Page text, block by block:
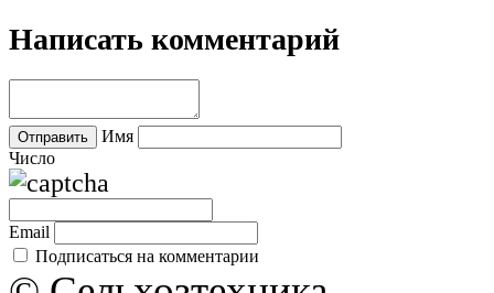
Написать комментарий
Имя
Число
Email
Подписаться на комментарии